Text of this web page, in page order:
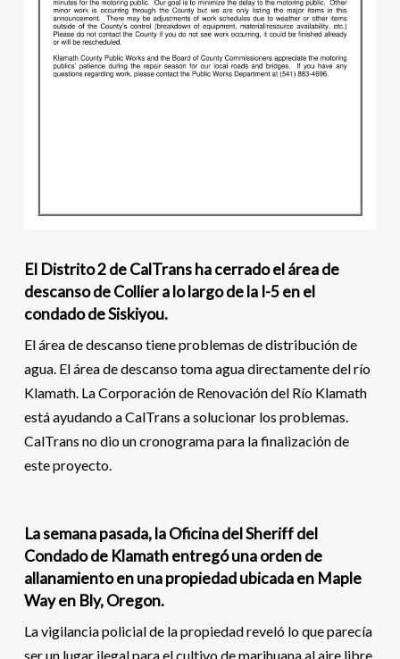
El Distrito 2 de CalTrans ha cerrado el área de
descanso de Collier a lo largo de la I-5 en el
condado de Siskiyou.
El área de descanso tiene problemas de distribución de
agua. El área de descanso toma agua directamente del río
Klamath. La Corporación de Renovación del Río Klamath
está ayudando a CalTrans a solucionar los problemas.
CalTrans no dio un cronograma para la finalización de
este proyecto.
La semana pasada, la Oficina del Sheriff del
Condado de Klamath entregó una orden de
allanamiento en una propiedad ubicada en Maple
Way en Bly, Oregon.
La vigilancia policial de la propiedad reveló lo que parecía
ser un lugar ilegal para el cultivo de marihuana al aire libre.